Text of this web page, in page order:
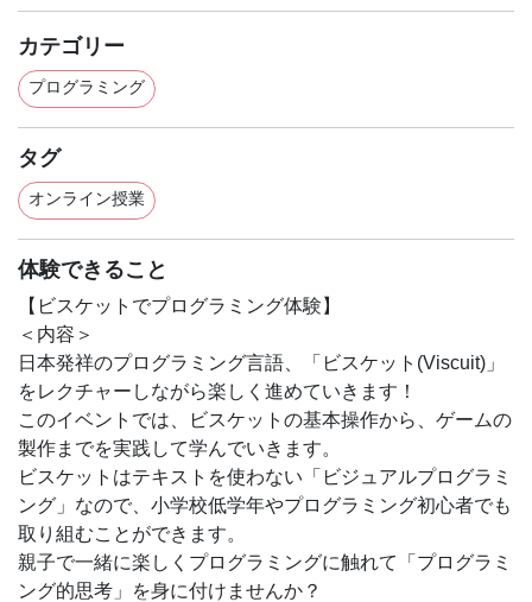
カテゴリー
プログラミング
タグ
オンライン授業
体験できること
【ビスケットでプログラミング体験】
＜内容＞
日本発祥のプログラミング言語、「ビスケット(Viscuit)」
をレクチャーしながら楽しく進めていきます！
このイベントでは、ビスケットの基本操作から、ゲームの
製作までを実践して学んでいきます。
ビスケットはテキストを使わない「ビジュアルプログラミ
ング」なので、小学校低学年やプログラミング初心者でも
取り組むことができます。
親子で一緒に楽しくプログラミングに触れて「プログラミ
ング的思考」を身に付けませんか？